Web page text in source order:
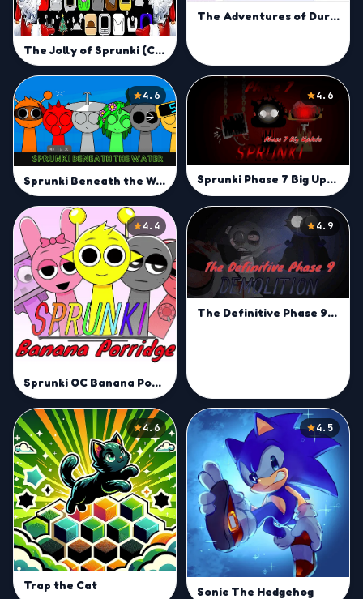
The Jolly of Sprunki (Christmas)
The Adventures of Durple
4.6
Sprunki Beneath the Water
4.6
Sprunki Phase 7 Big Update
4.4
Sprunki OC Banana Porridge
4.9
The Definitive Phase 9: Demolition
4.6
Trap the Cat
4.5
Sonic The Hedgehog